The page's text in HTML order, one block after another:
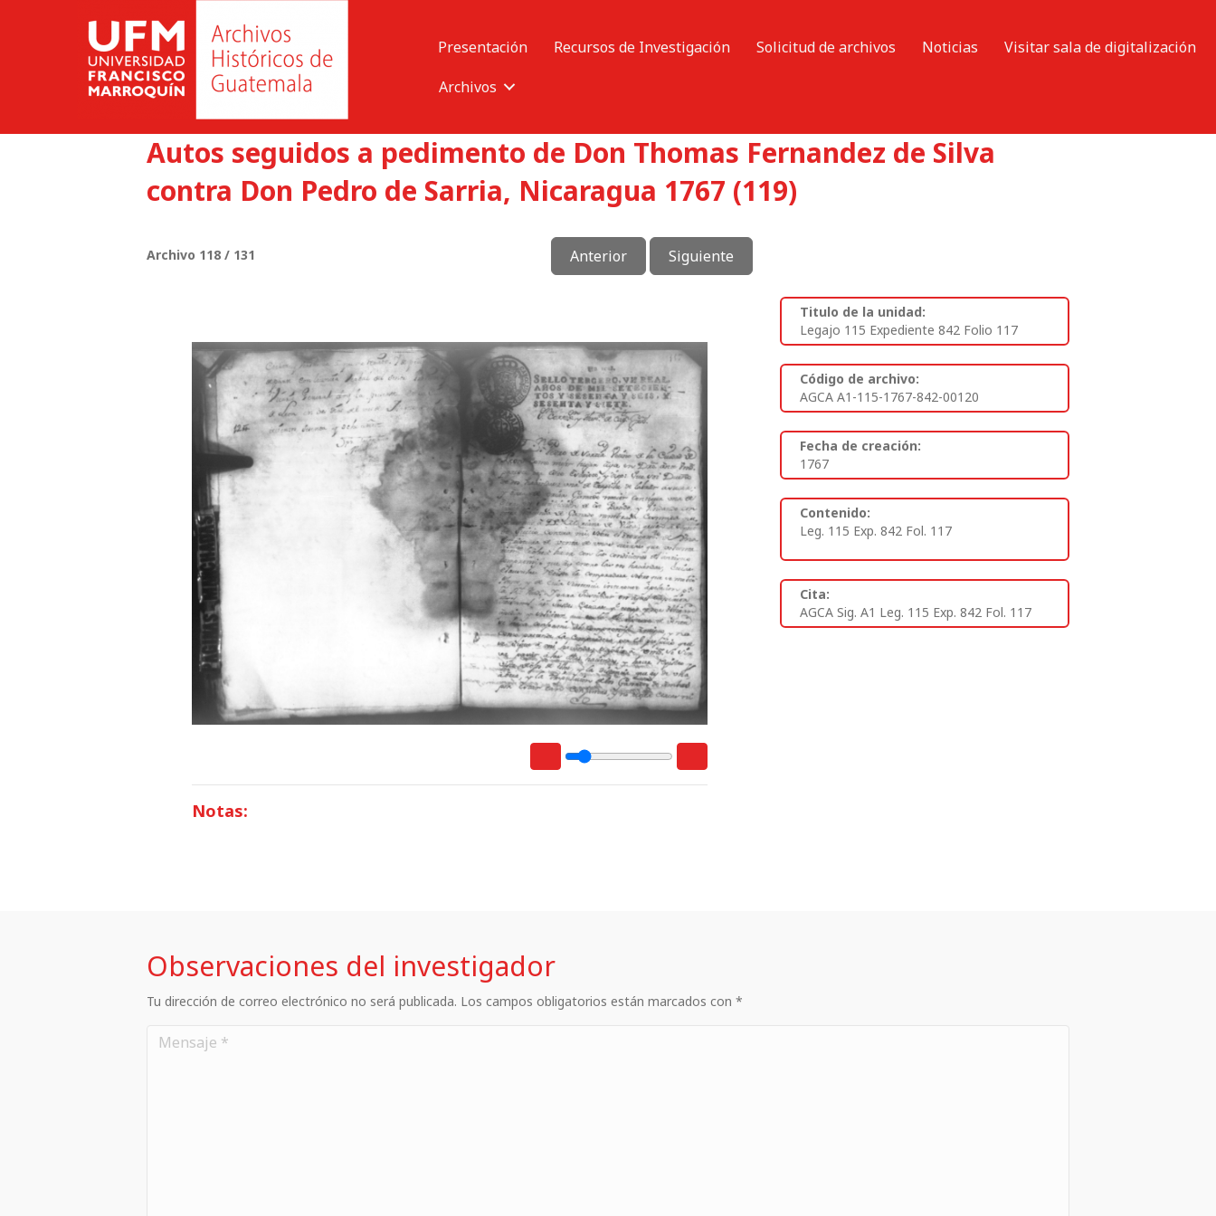
Presentación Recursos de Investigación Solicitud de archivos Noticias
Visitar sala de digitalización
Archivos
Autos seguidos a pedimento de Don Thomas Fernandez de Silva
contra Don Pedro de Sarria, Nicaragua 1767 (119)
Archivo 118 / 131 Anterior Siguiente
Notas:
Titulo de la unidad:
Legajo 115 Expediente 842 Folio 117
Código de archivo:
AGCA A1-115-1767-842-00120
Fecha de creación:
1767
Contenido:
Leg. 115 Exp. 842 Fol. 117
Cita:
AGCA Sig. A1 Leg. 115 Exp. 842 Fol. 117
Observaciones del investigador
Tu dirección de correo electrónico no será publicada. Los campos obligatorios están marcados con *